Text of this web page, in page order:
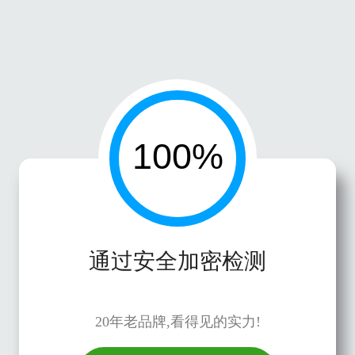
通过安全加密检测
20年老品牌,看得见的实力!